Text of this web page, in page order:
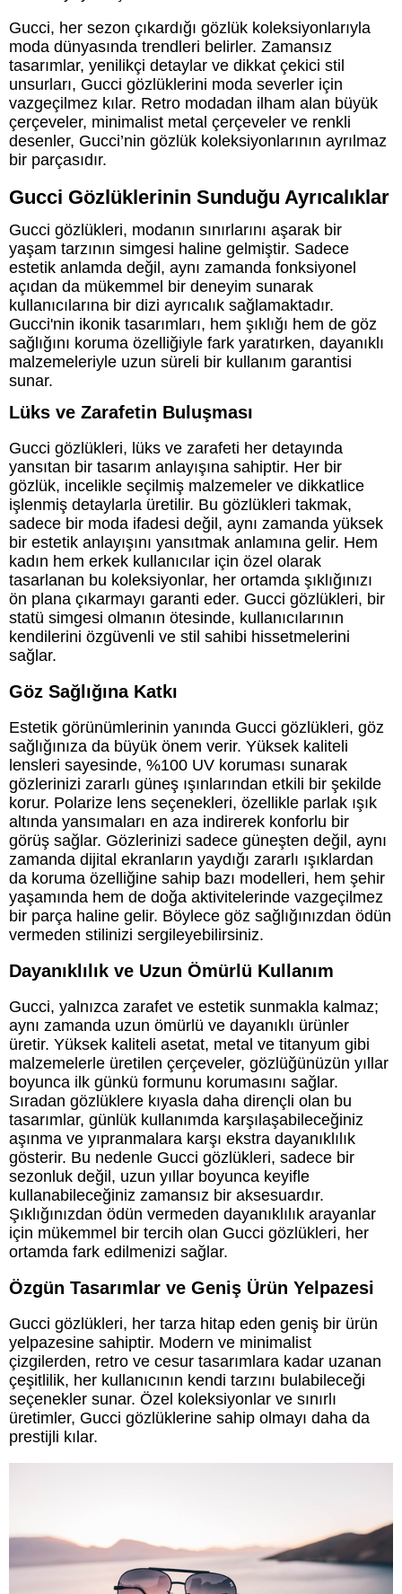
Gucci, her sezon çıkardığı gözlük koleksiyonlarıyla
moda dünyasında trendleri belirler. Zamansız
tasarımlar, yenilikçi detaylar ve dikkat çekici stil
unsurları, Gucci gözlüklerini moda severler için
vazgeçilmez kılar. Retro modadan ilham alan büyük
çerçeveler, minimalist metal çerçeveler ve renkli
desenler, Gucci’nin gözlük koleksiyonlarının ayrılmaz
bir parçasıdır.
Gucci Gözlüklerinin Sunduğu Ayrıcalıklar
Gucci gözlükleri, modanın sınırlarını aşarak bir
yaşam tarzının simgesi haline gelmiştir. Sadece
estetik anlamda değil, aynı zamanda fonksiyonel
açıdan da mükemmel bir deneyim sunarak
kullanıcılarına bir dizi ayrıcalık sağlamaktadır.
Gucci'nin ikonik tasarımları, hem şıklığı hem de göz
sağlığını koruma özelliğiyle fark yaratırken, dayanıklı
malzemeleriyle uzun süreli bir kullanım garantisi
sunar.
Lüks ve Zarafetin Buluşması
Gucci gözlükleri, lüks ve zarafeti her detayında
yansıtan bir tasarım anlayışına sahiptir. Her bir
gözlük, incelikle seçilmiş malzemeler ve dikkatlice
işlenmiş detaylarla üretilir. Bu gözlükleri takmak,
sadece bir moda ifadesi değil, aynı zamanda yüksek
bir estetik anlayışını yansıtmak anlamına gelir. Hem
kadın hem erkek kullanıcılar için özel olarak
tasarlanan bu koleksiyonlar, her ortamda şıklığınızı
ön plana çıkarmayı garanti eder. Gucci gözlükleri, bir
statü simgesi olmanın ötesinde, kullanıcılarının
kendilerini özgüvenli ve stil sahibi hissetmelerini
sağlar.
Göz Sağlığına Katkı
Estetik görünümlerinin yanında Gucci gözlükleri, göz
sağlığınıza da büyük önem verir. Yüksek kaliteli
lensleri sayesinde, %100 UV koruması sunarak
gözlerinizi zararlı güneş ışınlarından etkili bir şekilde
korur. Polarize lens seçenekleri, özellikle parlak ışık
altında yansımaları en aza indirerek konforlu bir
görüş sağlar. Gözlerinizi sadece güneşten değil, aynı
zamanda dijital ekranların yaydığı zararlı ışıklardan
da koruma özelliğine sahip bazı modelleri, hem şehir
yaşamında hem de doğa aktivitelerinde vazgeçilmez
bir parça haline gelir. Böylece göz sağlığınızdan ödün
vermeden stilinizi sergileyebilirsiniz.
Dayanıklılık ve Uzun Ömürlü Kullanım
Gucci, yalnızca zarafet ve estetik sunmakla kalmaz;
aynı zamanda uzun ömürlü ve dayanıklı ürünler
üretir. Yüksek kaliteli asetat, metal ve titanyum gibi
malzemelerle üretilen çerçeveler, gözlüğünüzün yıllar
boyunca ilk günkü formunu korumasını sağlar.
Sıradan gözlüklere kıyasla daha dirençli olan bu
tasarımlar, günlük kullanımda karşılaşabileceğiniz
aşınma ve yıpranmalara karşı ekstra dayanıklılık
gösterir. Bu nedenle Gucci gözlükleri, sadece bir
sezonluk değil, uzun yıllar boyunca keyifle
kullanabileceğiniz zamansız bir aksesuardır.
Şıklığınızdan ödün vermeden dayanıklılık arayanlar
için mükemmel bir tercih olan Gucci gözlükleri, her
ortamda fark edilmenizi sağlar.
Özgün Tasarımlar ve Geniş Ürün Yelpazesi
Gucci gözlükleri, her tarza hitap eden geniş bir ürün
yelpazesine sahiptir. Modern ve minimalist
çizgilerden, retro ve cesur tasarımlara kadar uzanan
çeşitlilik, her kullanıcının kendi tarzını bulabileceği
seçenekler sunar. Özel koleksiyonlar ve sınırlı
üretimler, Gucci gözlüklerine sahip olmayı daha da
prestijli kılar.